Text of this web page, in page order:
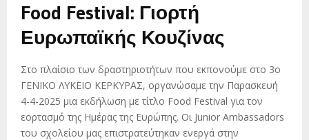
Food Festival: Γιορτή
Ευρωπαϊκής Κουζίνας
Στο πλαίσιο των δραστηριοτήτων που εκπονούμε στο 3ο
ΓΕΝΙΚΟ ΛΥΚΕΙΟ ΚΕΡΚΥΡΑΣ, οργανώσαμε την Παρασκευή
4-4-2025 μια εκδήλωση με τίτλο Food Festival για τον
εορτασμό της Ημέρας της Ευρώπης. Οι Junior Ambassadors
του σχολείου μας επιστρατεύτηκαν ενεργά στην